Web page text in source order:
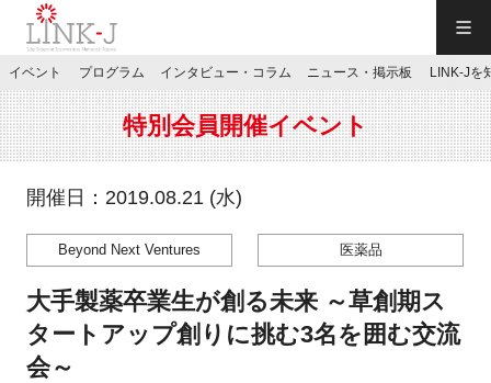
JP／EN
特別会員専用メニュー
施設ご予約
イベント プログラム インタビュー・コラム ニュース・掲示板 LINK-Jを
特別会員開催イベント
開催日：2019.08.21 (水)
Beyond Next Ventures 医薬品
大手製薬卒業生が創る未来 ～草創期ス
タートアップ創りに挑む3名を囲む交流
会～